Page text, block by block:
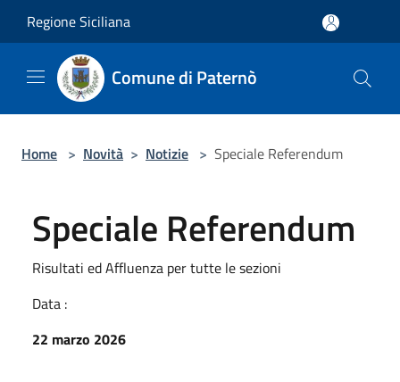
Regione Siciliana
Comune di Paternò
Home > Novità > Notizie > Speciale Referendum
Speciale Referendum
Risultati ed Affluenza per tutte le sezioni
Data :
22 marzo 2026